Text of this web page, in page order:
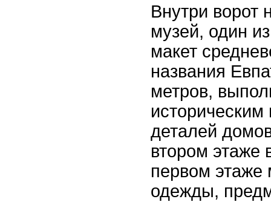
Внутри ворот
музей, один
макет
названия
метров,
деталей
втором этаже
первом этаже
одежды,